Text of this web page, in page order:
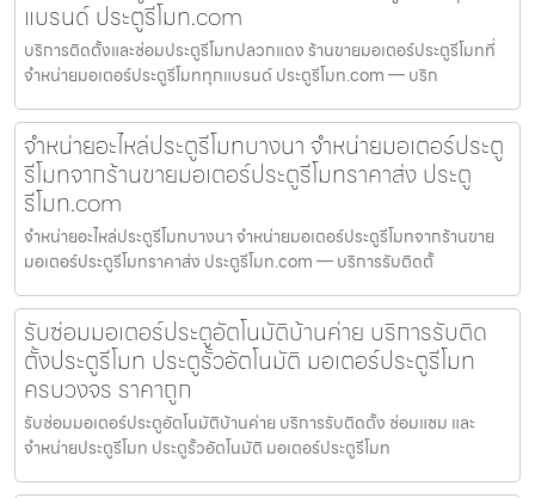
แบรนด์ ประตูรีโมท.com
บริการติดตั้งและซ่อมประตูรีโมทปลวกแดง ร้านขายมอเตอร์ประตูรีโมทที่
จำหน่ายมอเตอร์ประตูรีโมททุกแบรนด์ ประตูรีโมท.com — บริก
จำหน่ายอะไหล่ประตูรีโมทบางนา จำหน่ายมอเตอร์ประตู
รีโมทจากร้านขายมอเตอร์ประตูรีโมทราคาส่ง ประตู
รีโมท.com
จำหน่ายอะไหล่ประตูรีโมทบางนา จำหน่ายมอเตอร์ประตูรีโมทจากร้านขาย
มอเตอร์ประตูรีโมทราคาส่ง ประตูรีโมท.com — บริการรับติดตั้
รับซ่อมมอเตอร์ประตูอัตโนมัติบ้านค่าย บริการรับติด
ตั้งประตูรีโมท ประตูรั้วอัตโนมัติ มอเตอร์ประตูรีโมท
ครบวงจร ราคาถูก
รับซ่อมมอเตอร์ประตูอัตโนมัติบ้านค่าย บริการรับติดตั้ง ซ่อมแซม และ
จำหน่ายประตูรีโมท ประตูรั้วอัตโนมัติ มอเตอร์ประตูรีโมท